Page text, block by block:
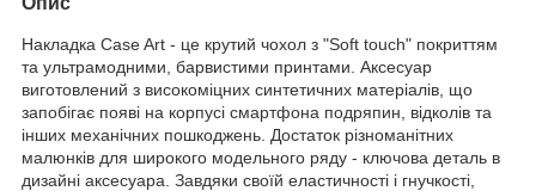
Накладка Case Art - це крутий чохол з "Soft touch" покриттям
та ультрамодними, барвистими принтами. Аксесуар
виготовлений з високоміцних синтетичних матеріалів, що
запобігає появі на корпусі смартфона подряпин, відколів та
інших механічних пошкоджень. Достаток різноманітних
малюнків для широкого модельного ряду - ключова деталь в
дизайні аксесуара. Завдяки своїй еластичності і гнучкості,